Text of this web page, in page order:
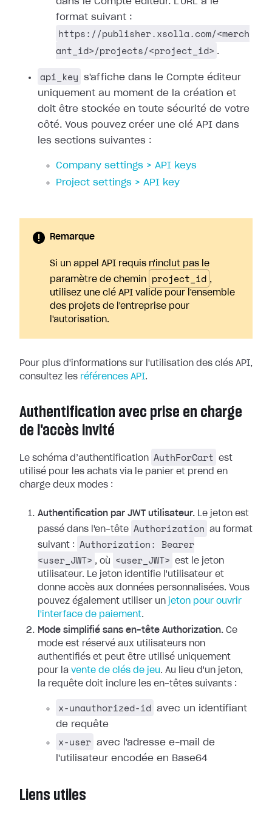
format suivant :
https://publisher.xsolla.com/<merch
ant_id>/projects/<project_id> .
api_key
s'affiche dans le Compte éditeur
uniquement au moment de la création et
doit être stockée en toute sécurité de votre
côté. Vous pouvez créer une clé API dans
les sections suivantes :
Company settings > API keys
Project settings > API key
Remarque
Si un appel API requis n'inclut pas le
paramètre de chemin
project_id ,
utilisez une clé API valide pour l'ensemble
des projets de l'entreprise pour
l'autorisation.
Pour plus d'informations sur l'utilisation des clés API,
consultez les références API.
Authentification avec prise en charge
de l'accès invité
Le schéma d’authentification AuthForCart
est
utilisé pour les achats via le panier et prend en
charge deux modes :
Authentification par JWT utilisateur. Le jeton est
passé dans l'en-tête Authorization
au format
suivant :
Authorization: Bearer
<user_JWT> , où <user_JWT>
est le jeton
utilisateur. Le jeton identifie l'utilisateur et
donne accès aux données personnalisées. Vous
pouvez également utiliser un jeton pour ouvrir
l'interface de paiement.
Mode simplifié sans en-tête Authorization. Ce
mode est réservé aux utilisateurs non
authentifiés et peut être utilisé uniquement
pour la vente de clés de jeu . Au lieu d'un jeton,
la requête doit inclure les en-têtes suivants :
x-unauthorized-id avec un identifiant
de requête
x-user avec l'adresse e-mail de
l'utilisateur encodée en Base64
Liens utiles